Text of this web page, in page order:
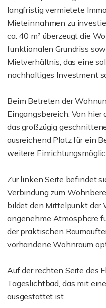
langfristig vermietete
Mieteinnahmen zu
ca. 40 m² überzeugt die
funktionalen Grundriss
Mietverhältnis, das eine
nachhaltiges Investment
Beim Betreten der
Eingangsbereich. Von hier
das großzügig
ausreichend Platz für ein
weitere
Zur linken Seite befindet
Verbindung zum
bildet den Mittelpunkt der
angenehme Atmosphäre
der praktischen
vorhandene Wohnraum
Auf der rechten Seite des
Tageslichtbad, das mit
ausgestattet ist.